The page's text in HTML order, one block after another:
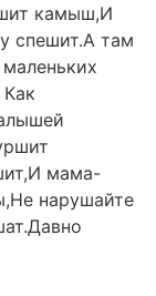
камыш,И
спешит.А там
мама-
нарушайте